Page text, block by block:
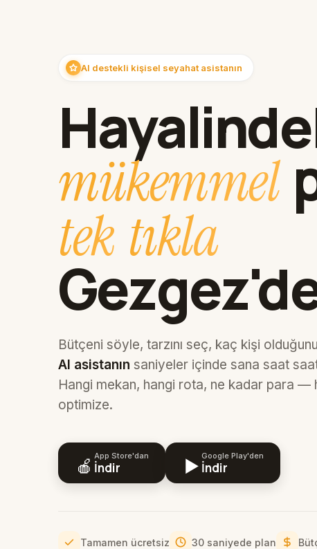
AI destekli kişisel seyahat asistanın
mükemmel
tek tıkla
Bütçeni söyle, tarzını seç, kaç kişi
AI asistanın saniyeler içinde sana saat saat
Hangi mekan, hangi rota, ne kadar para —
optimize.
🍎
App Store'dan
İndir ▶️
Google Play'den
İndir
Tamamen ücretsiz 30 saniyede plan